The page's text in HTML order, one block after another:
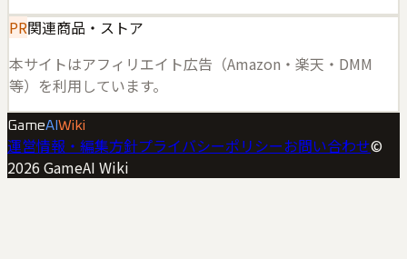
PR関連商品・ストア
本サイトはアフィリエイト広告（Amazon・楽天・DMM
等）を利用しています。
GameAI Wiki
運営情報・編集方針プライバシーポリシーお問い合わせ©
2026 GameAI Wiki